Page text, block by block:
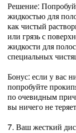
Решение:
жидкостью для
как чистый
или грязь с
жидкости для
специальных
Бонус: если у вас
попробуйте
по очевидным
вы ничего не
7. Ваш жесткий